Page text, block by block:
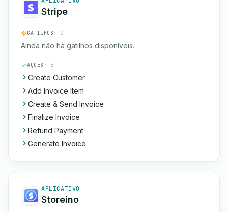
Stripe
GATILHOS · 0
Ainda não há gatilhos disponíveis.
AÇÕES · 6
Create Customer
Add Invoice Item
Create & Send Invoice
Finalize Invoice
Refund Payment
Generate Invoice
APLICATIVO
Storeino